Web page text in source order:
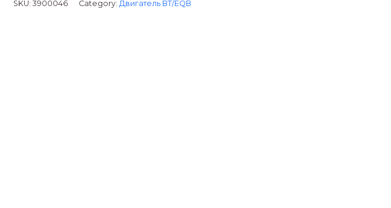
SKU:3900046 Category: Двигатель BT/EQB